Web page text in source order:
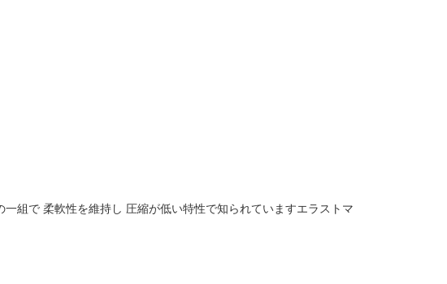
組で 柔軟性を維持し 圧縮が低い特性で知られていますエラストマ